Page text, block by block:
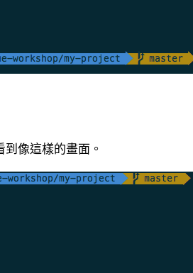
到像這樣的畫面。